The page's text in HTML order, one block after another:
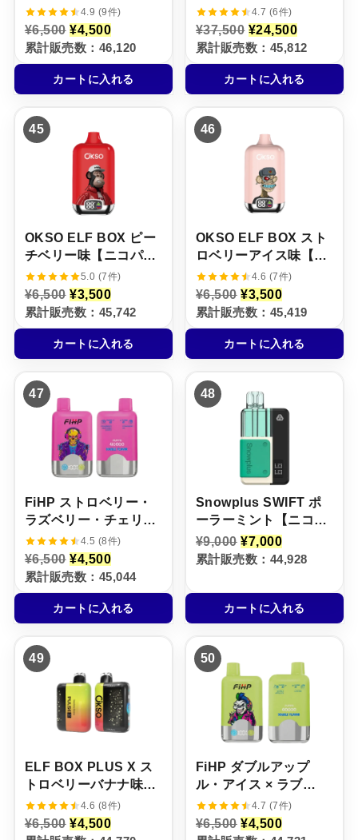
リー・バナナ【ニコパ
フ】5%
4.9 (9件)
¥6,500 元
の
価
格
は
¥
0
0
た
。
¥4,500現
在
の
価
格
は
5
0
す
。
累計販売数：46,120
カートに入れる
れ筋TOP5 / 5本セッ
ト）
4.7 (6件)
¥37,500 元
の
価
格
は
¥
5
で
し
た
¥24,500現
在
の
価
格
は
累計販売数：45,812
カートに入れる
45
OKSO ELF BOX ピー
チベリー味【ニコパ
フ】5%
5.0 (7件)
¥6,500 元
の
価
格
は
¥
5
0
0
で
し
た
。
¥3,500現
在
の
価
格
は
5
0
0
で
す
。
累計販売数：45,742
カートに入れる
46
OKSO ELF BOX スト
ロベリーアイス味【ニ
コパフ】5%4.6 (7件)
¥6,500 元
の
価
格
は
¥
5
0
で
し
た
。
¥3,500現
在
の
価
格
は
5
0
。
累計販売数：45,419
カートに入れる
47
FiHP ストロベリー・
ラズベリー・チェリー
× ストロベリー・アイ
ス【ニコパフ】5%
4.5 (8件)
¥6,500 元
の
価
格
は
¥
0
0
で
し
た
。
¥4,500現
在
の
価
格
は
5
0
0
で
す
。
累計販売数：45,044
カートに入れる
48
Snowplus SWIFT ポ
ーラーミント【ニコパ
フ】3%
¥9,000 元
の
価
は
¥
0
で
し
た
。
¥7,000現
在
の
格
は
¥
0
で
す
。
累計販売数：44,928
カートに入れる
49
ELF BOX PLUS X ス
トロベリーバナナ味
【ニコパフ】5%
4.6 (8件)
¥6,500 元
の
¥4,500現
在
50
FiHP ダブルアップ
ル・アイス × ラブ
66【ニコパフ】5%
4.7 (7件)
¥6,500 元
の
¥4,500現
在